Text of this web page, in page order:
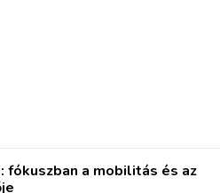
fókuszban a mobilitás és az